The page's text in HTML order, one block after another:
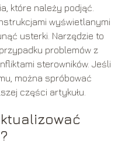
które należy podjąć.
wyświetlanymi
usterki. Narzędzie to
problemów z
sterowników. Jeśli
można spróbować
części artykułu.